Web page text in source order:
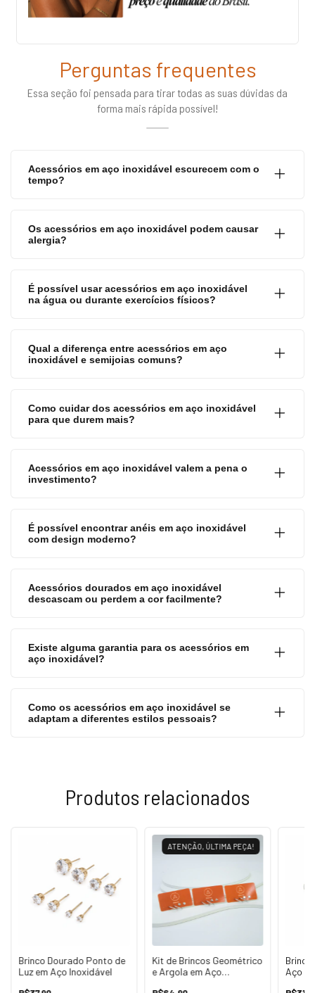
Perguntas frequentes
Essa seção foi pensada para tirar todas as suas dúvidas da
forma mais rápida possível!
Acessórios em aço inoxidável escurecem com o
tempo?
Os acessórios em aço inoxidável podem causar
alergia?
É possível usar acessórios em aço inoxidável
na água ou durante exercícios físicos?
Qual a diferença entre acessórios em aço
inoxidável e semijoias comuns?
Como cuidar dos acessórios em aço inoxidável
para que durem mais?
Acessórios em aço inoxidável valem a pena o
investimento?
É possível encontrar anéis em aço inoxidável
com design moderno?
Acessórios dourados em aço inoxidável
descascam ou perdem a cor facilmente?
Existe alguma garantia para os acessórios em
aço inoxidável?
Como os acessórios em aço inoxidável se
adaptam a diferentes estilos pessoais?
Produtos relacionados
Brinco Dourado Ponto de
Luz em Aço Inoxidável
ATENÇÃO, ÚLTIMA PEÇA!
Kit de Brincos Geométrico
e Argola em Aço
Aço